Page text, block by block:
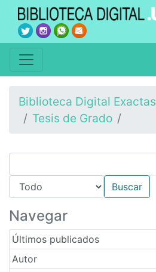
Biblioteca Digital Exactas
Tesis de Grado
Navegar
Últimos publicados
Autor